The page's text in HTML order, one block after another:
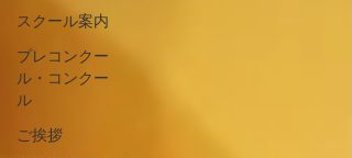
スクール案内
プレコンクー
ル・コンクー
ル
ご挨拶